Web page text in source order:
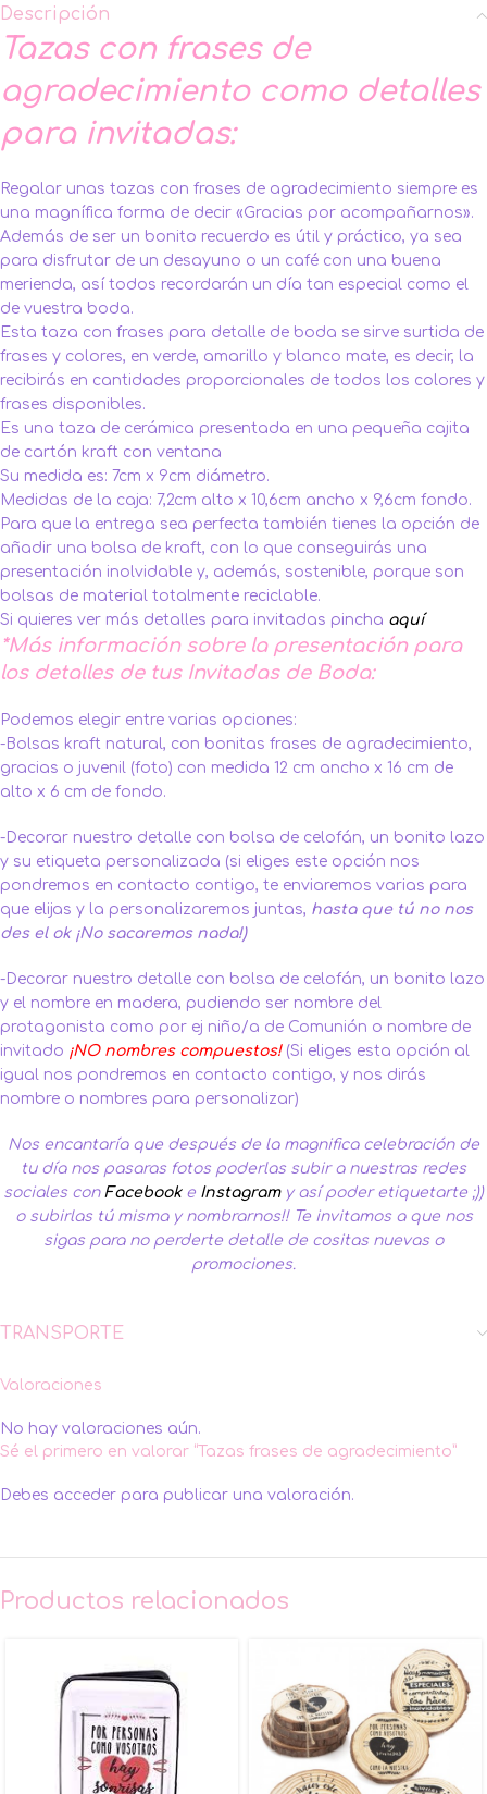
Descripción
Tazas con frases de
agradecimiento como detalles
para invitadas:
Regalar unas tazas con frases de agradecimiento siempre es
una magnífica forma de decir «Gracias por acompañarnos».
Además de ser un bonito recuerdo es útil y práctico, ya sea
para disfrutar de un desayuno o un café con una buena
merienda, así todos recordarán un día tan especial como el
de vuestra boda.
Esta taza con frases para detalle de boda se sirve surtida de
frases y colores, en verde, amarillo y blanco mate, es decir, la
recibirás en cantidades proporcionales de todos los colores y
frases disponibles.
Es una taza de cerámica presentada en una pequeña cajita
de cartón kraft con ventana
Su medida es: 7cm x 9cm diámetro.
Medidas de la caja: 7,2cm alto x 10,6cm ancho x 9,6cm fondo.
Para que la entrega sea perfecta también tienes la opción de
añadir una bolsa de kraft, con lo que conseguirás una
presentación inolvidable y, además, sostenible, porque son
bolsas de material totalmente reciclable.
Si quieres ver más detalles para invitadas pincha aquí
*Más información sobre la presentación para
los detalles de tus Invitadas de Boda:
Podemos elegir entre varias opciones:
-Bolsas kraft natural, con bonitas frases de agradecimiento,
gracias o juvenil (foto) con medida 12 cm ancho x 16 cm de
alto x 6 cm de fondo.
-Decorar nuestro detalle con bolsa de celofán, un bonito lazo
y su etiqueta personalizada (si eliges este opción nos
pondremos en contacto contigo, te enviaremos varias para
que elijas y la personalizaremos juntas, hasta que tú no nos
des el ok ¡No sacaremos nada!)
-Decorar nuestro detalle con bolsa de celofán, un bonito lazo
y el nombre en madera, pudiendo ser nombre del
protagonista como por ej niño/a de Comunión o nombre de
invitado ¡NO nombres compuestos! (Si eliges esta opción al
igual nos pondremos en contacto contigo, y nos dirás
nombre o nombres para personalizar)
Nos encantaría que después de la magnifica celebración de
tu día nos pasaras fotos poderlas subir a nuestras redes
sociales con Facebook e Instagram y así poder etiquetarte ;))
o subirlas tú misma y nombrarnos!! Te invitamos a que nos
sigas para no perderte detalle de cositas nuevas o
promociones.
TRANSPORTE
Valoraciones
No hay valoraciones aún.
Sé el primero en valorar “Tazas frases de agradecimiento”
Debes acceder para publicar una valoración.
Productos relacionados